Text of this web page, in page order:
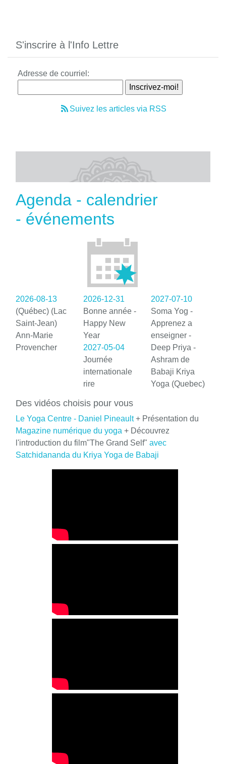
S'inscrire à l'Info Lettre
Adresse de courriel:
Suivez les articles via RSS
Agenda - calendrier
- événements
2026-08-13
(Québec) (Lac
Saint-Jean)
Ann-Marie
Provencher
2026-12-31
Bonne année -
Happy New
Year
2027-05-04
Journée
internationale
rire
2027-07-10
Soma Yog -
Apprenez a
enseigner -
Deep Priya -
Ashram de
Babaji Kriya
Yoga (Quebec)
Des vidéos choisis pour vous
Le Yoga Centre - Daniel Pineault+ Présentation du
Magazine numérique du yoga + Découvrez
l'introduction du film"The Grand Self" avec
Satchidananda du Kriya Yoga de Babaji